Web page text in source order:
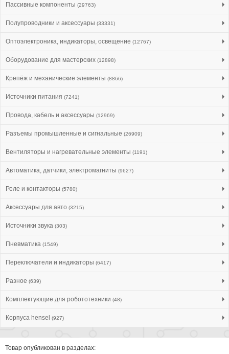
Пассивные компоненты (29763)
Полупроводники и аксессуары (33331)
Оптоэлектроника, индикаторы, освещение (12767)
Оборудование для мастерских (12898)
Крепёж и механические элементы (8866)
Источники питания (7241)
Провода, кабель и аксессуары (12969)
Разъемы промышленные и сигнальные (26909)
Вентиляторы и нагревательные элементы (1191)
Автоматика, датчики, электромагниты (9627)
Реле и контакторы (5780)
Аксессуары для авто (3215)
Источники звука (303)
Пневматика (1549)
Переключатели и индикаторы (6417)
Разное (639)
Комплектующие для робототехники (48)
Корпуса hensel (927)
Товар опубликован в разделах: